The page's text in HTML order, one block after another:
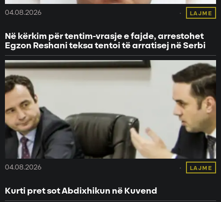
04.08.2026 LAJME
Në kërkim për tentim-vrasje e fajde, arrestohet
Egzon Reshani teksa tentoi të arratisej në Serbi
04.08.2026 LAJME
Kurti pret sot Abdixhikun në Kuvend